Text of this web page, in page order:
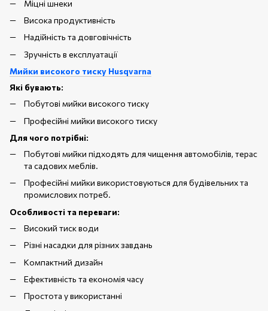
Міцні шнеки
Висока продуктивність
Надійність та довговічність
Зручність в експлуатації
Мийки високого тиску Husqvarna
Які бувають:
Побутові мийки високого тиску
Професійні мийки високого тиску
Для чого потрібні:
Побутові мийки підходять для чищення автомобілів, терас
та садових меблів.
Професійні мийки використовуються для будівельних та
промислових потреб.
Особливості та переваги:
Високий тиск води
Різні насадки для різних завдань
Компактний дизайн
Ефективність та економія часу
Простота у використанні